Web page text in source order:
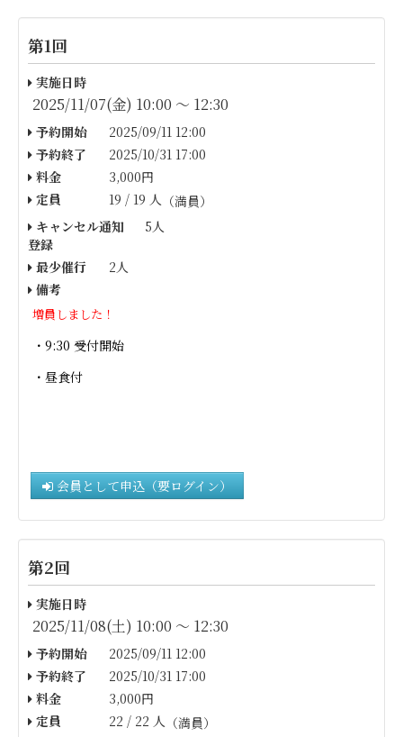
第1回
実施日時
2025/11/07(金) 10:00 〜 12:30
予約開始
2025/09/11 12:00
予約終了
2025/10/31 17:00
料金
3,000円
定員
19 / 19 人 （満員）
キャンセル通知
登録
5人
最少催行
2人
備考
増員しました！
・9:30 受付開始
・昼食付
会員として申込（要ログイン）
第2回
実施日時
2025/11/08(土) 10:00 〜 12:30
予約開始
2025/09/11 12:00
予約終了
2025/10/31 17:00
料金
3,000円
定員
22 / 22 人 （満員）